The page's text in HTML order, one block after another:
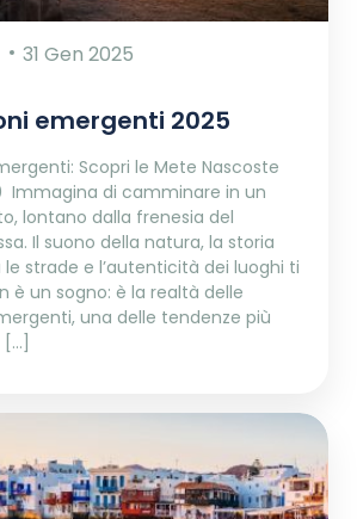
31 Gen 2025
emergenti 2025
Scopri le Mete Nascoste
Immagina di camminare in un
lontano dalla frenesia del
Il suono della natura, la storia
strade e l’autenticità dei luoghi ti
è un sogno: è la realtà delle
una delle tendenze più
[…]